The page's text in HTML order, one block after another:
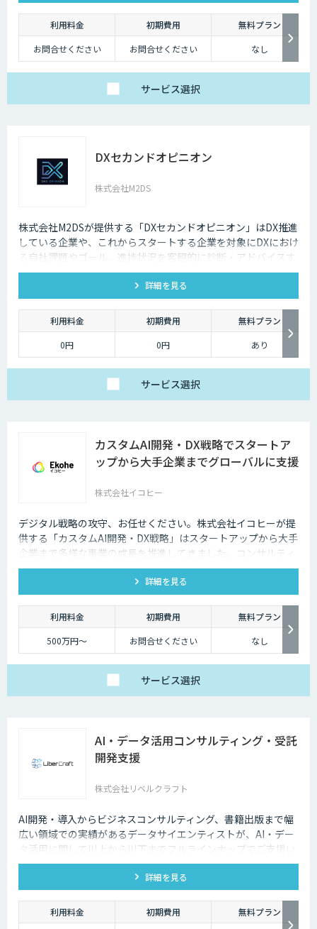
利用料金 初期費用
無料プラン
お問合せください
お問合せください なし
サービス選択
DXセカンドオピニオン
株式会社M2DS
株式会社M2DSが提供する「DXセカンドオピニオン」はDX推進
している企業や、これからスタートする企業を対象にDXにおけ
る自社課題やゴール、進捗状況を客観的に診断・アドバイスす
るサービスです
詳細を見る
利用料金 初期費用
無料プラン
0円
0円 あり
サービス選択
カスタムAI開発・DX戦略でスタートア
ップから大手企業までグローバルに支援
株式会社イコヒー
デジタル戦略の攻守、お任せください。株式会社イコヒーが提
供する「カスタムAI開発・DX戦略」はスタートアップから大手
企業まで多様な事業の成長を推進してきました。コンサルティ
ングから開発、データ基盤構築まで、ワンストップで支援しま
詳細を見る
利用料金 初期費用
無料プラン
500万円〜
お問合せください なし
サービス選択
AI・データ活用コンサルティング・受託
開発支援
株式会社リベルクラフト
AI開発・導入からビジネスコンサルティング、書籍出版まで幅
広い領域での実績があるデータサイエンティストが、AI・デー
タ活用に関して川上から川下までフルラインナップでご支援い
たします。
詳細を見る
利用料金 初期費用
無料プラン